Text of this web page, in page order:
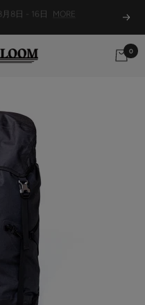
購入で 送料無料 Next
0